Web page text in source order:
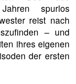
spurlos
reist nach
– und
ihres eigenen
der ersten